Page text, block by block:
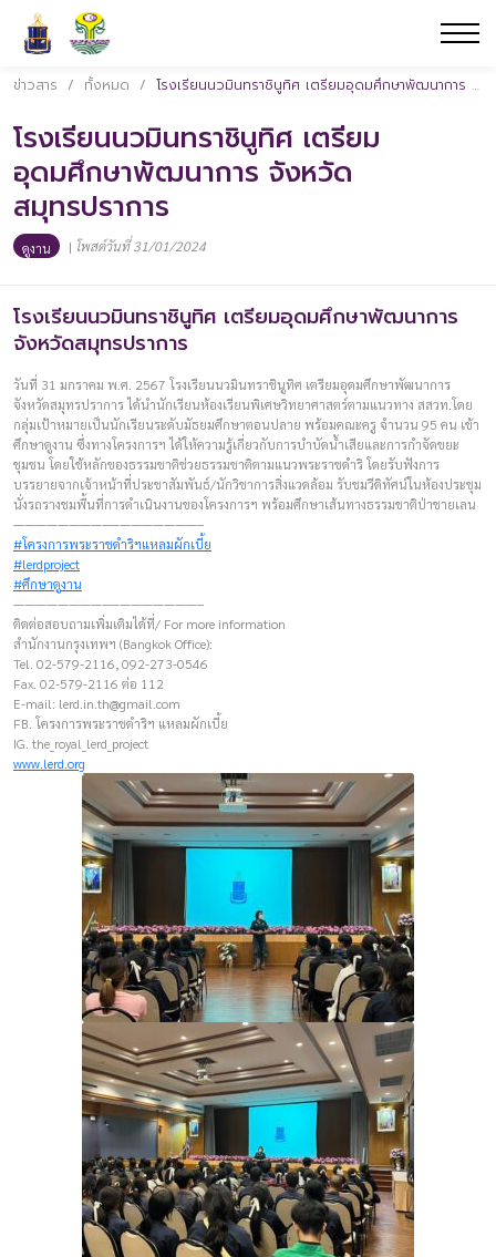
ข่าวสาร / ทั้งหมด / โรงเรียนนวมินทราชินูทิศ เตรียมอุดมศึกษาพัฒนาการ จังหวัดสมุทรปราการ
โรงเรียนนวมินทราชินูทิศ เตรียม
อุดมศึกษาพัฒนาการ จังหวัด
สมุทรปราการ
ดูงาน | โพสต์วันที่ 31/01/2024
โรงเรียนนวมินทราชินูทิศ เตรียมอุดมศึกษาพัฒนาการ
จังหวัดสมุทรปราการ
วันที่ 31 มกราคม พ.ศ. 2567 โรงเรียนนวมินทราชินูทิศ เตรียมอุดมศึกษาพัฒนาการ
จังหวัดสมุทรปราการ ได้นำนักเรียนห้องเรียนพิเศษวิทยาศาสตร์ตามแนวทาง สสวท.โดย
กลุ่มเป้าหมายเป็นนักเรียนระดับมัธยมศึกษาตอนปลาย พร้อมคณะครู จำนวน 95 คน เข้า
ศึกษาดูงาน ซึ่งทางโครงการฯ ได้ให้ความรู้เกี่ยวกับการบำบัดน้ำเสียและการกำจัดขยะ
ชุมชน โดยใช้หลักของธรรมชาติช่วยธรรมชาติตามแนวพระราชดำริ โดยรับฟังการ
บรรยายจากเจ้าหน้าที่ประชาสัมพันธ์/นักวิชาการสิ่งแวดล้อม รับชมวีดิทัศน์ในห้องประชุม
นั่งรถรางชมพื้นที่การดำเนินงานของโครงการฯ พร้อมศึกษาเส้นทางธรรมชาติป่าชายเลน
————————–————————–
#โครงการพระราชดำริฯแหลมผักเบี้ย
#lerdproject
#ศึกษาดูงาน
————————–————————–
ติดต่อสอบถามเพิ่มเติมได้ที่/ For more information
สำนักงานกรุงเทพฯ (Bangkok Office):
Tel. 02-579-2116, 092-273-0546
Fax. 02-579-2116 ต่อ 112
E-mail: lerd.in.th@gmail.com
FB. โครงการพระราชดำริฯ แหลมผักเบี้ย
IG. the_royal_lerd_project
www.lerd.org